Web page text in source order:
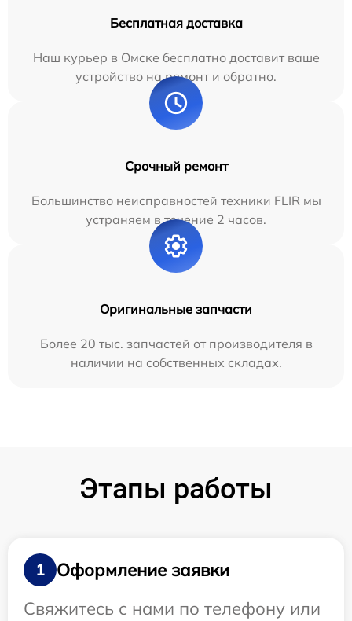
Бесплатная доставка
Наш курьер в Омске бесплатно доставит ваше
устройство на ремонт и обратно.
Срочный ремонт
Большинство неисправностей техники FLIR мы
устраняем в течение 2 часов.
Оригинальные запчасти
Более 20 тыс. запчастей от производителя в
наличии на собственных складах.
Этапы работы
1
Оформление заявки
Свяжитесь с нами по телефону или